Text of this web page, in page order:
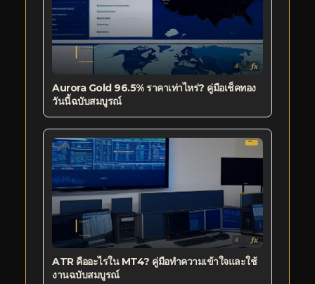
Aurora Gold 96.5% ราคาเท่าไหร่? คู่มือเช็คทอง
วันนี้ฉบับสมบูรณ์
ATR คืออะไรใน MT4? คู่มือทำความเข้าใจและใช้
งานฉบับสมบูรณ์